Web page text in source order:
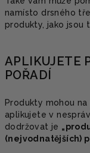
namísto drsného
produkty, jako jsou
APLIKUJETE
POŘADÍ
Produkty mohou
aplikujete v
dodržovat je
(nejvodnatějších)